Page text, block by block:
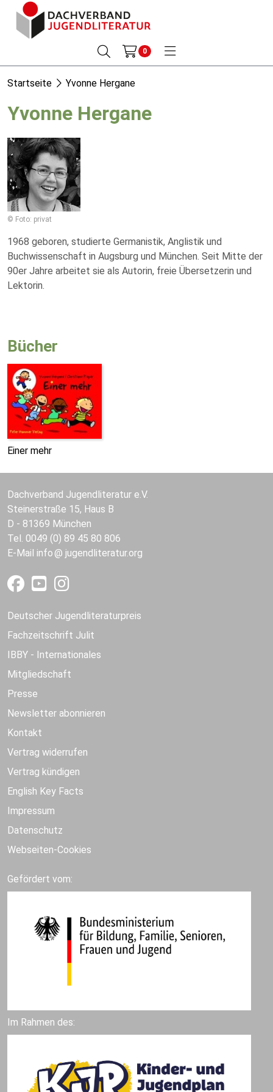
0
Startseite Yvonne Hergane
Yvonne Hergane
© Foto: privat
1968 geboren, studierte Germanistik, Anglistik und
Buchwissenschaft in Augsburg und München. Seit Mitte der
90er Jahre arbeitet sie als Autorin, freie Übersetzerin und
Lektorin.
Bücher
Einer mehr
Dachverband Jugendliteratur e.V.
Steinerstraße 15, Haus B
D - 81369 München
Tel. 0049 (0) 89 45 80 806
E-Mail info jugendliteratur.org
Deutscher Jugendliteraturpreis
Fachzeitschrift Julit
IBBY - Internationales
Mitgliedschaft
Presse
Newsletter abonnieren
Kontakt
Vertrag widerrufen
Vertrag kündigen
English Key Facts
Impressum
Datenschutz
Webseiten-Cookies
Gefördert vom:
Im Rahmen des: